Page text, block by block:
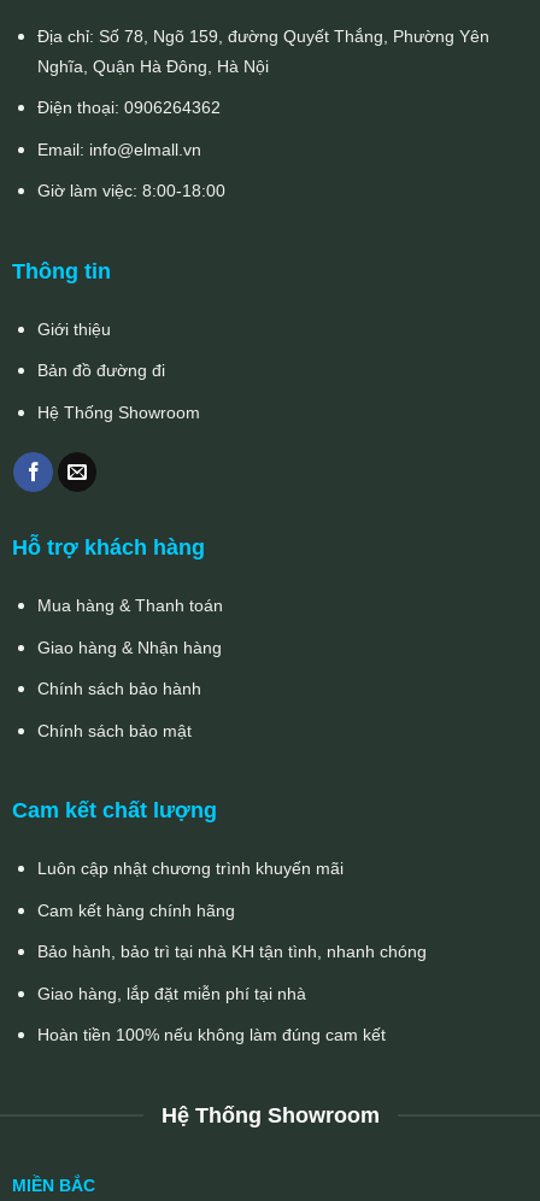
Địa chỉ: Số 78, Ngõ 159, đường Quyết Thắng, Phường Yên
Nghĩa, Quận Hà Đông, Hà Nội
Điện thoại: 0906264362
Email: info@elmall.vn
Giờ làm việc: 8:00-18:00
Thông tin
Giới thiệu
Bản đồ đường đi
Hệ Thống Showroom
Hỗ trợ khách hàng
Mua hàng & Thanh toán
Giao hàng & Nhận hàng
Chính sách bảo hành
Chính sách bảo mật
Cam kết chất lượng
Luôn cập nhật chương trình khuyến mãi
Cam kết hàng chính hãng
Bảo hành, bảo trì tại nhà KH tận tình, nhanh chóng
Giao hàng, lắp đặt miễn phí tại nhà
Hoàn tiền 100% nếu không làm đúng cam kết
Hệ Thống Showroom
MIỀN BẮC